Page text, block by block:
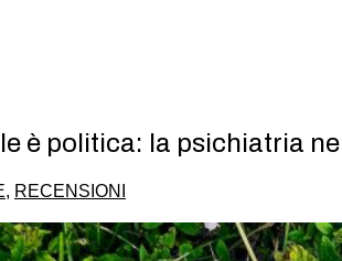
è politica: la psichiatria
, RECENSIONI